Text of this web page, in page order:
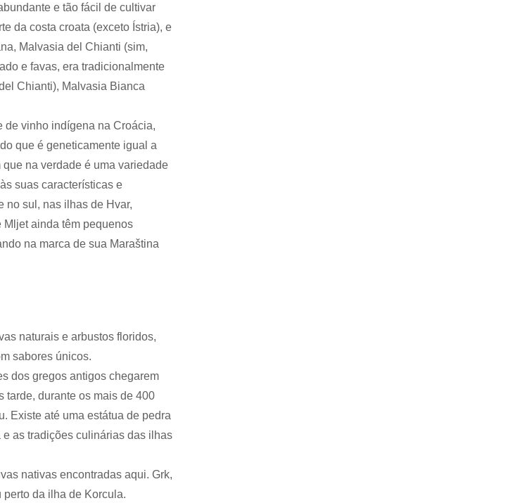
e tão fácil de cultivar
da costa croata (exceto Ístria), e
Malvasia del Chianti (sim,
e favas, era tradicionalmente
Chianti), Malvasia Bianca
de vinho indígena na Croácia,
que é geneticamente igual a
na verdade é uma variedade
suas características e
no sul, nas ilhas de Hvar,
ainda têm pequenos
na marca de sua Maraština
naturais e arbustos floridos,
sabores únicos.
dos gregos antigos chegarem
tarde, durante os mais de 400
Existe até uma estátua de pedra
as tradições culinárias das ilhas
nativas encontradas aqui. Grk,
da ilha de Korcula.